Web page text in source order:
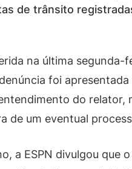
de trânsito
na última segunda-
foi
do relator,
de um eventual
a ESPN divulgou que